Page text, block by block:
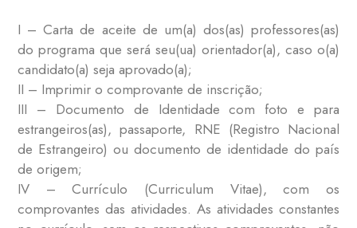
I – Carta de aceite de um(a) dos(as) professores(as)
do programa que será seu(ua) orientador(a), caso o(a)
candidato(a) seja aprovado(a);
II – Imprimir o comprovante de inscrição;
III – Documento de Identidade com foto e para
estrangeiros(as), passaporte, RNE (Registro Nacional
de Estrangeiro) ou documento de identidade do país
de origem;
IV – Currículo (Curriculum Vitae), com os
comprovantes das atividades. As atividades constantes